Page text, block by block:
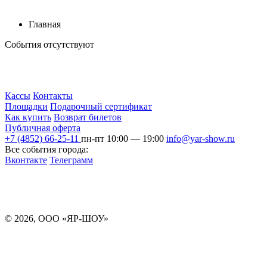
Главная
События отсутствуют
Кассы Контакты
Площадки Подарочный сертификат
Как купить Возврат билетов
Публичная оферта
+7 (4852) 66-25-11 пн-пт 10:00 — 19:00 info@yar-show.ru
Все события города:
Вконтакте Телеграмм
© 2026, ООО «ЯР-ШОУ»